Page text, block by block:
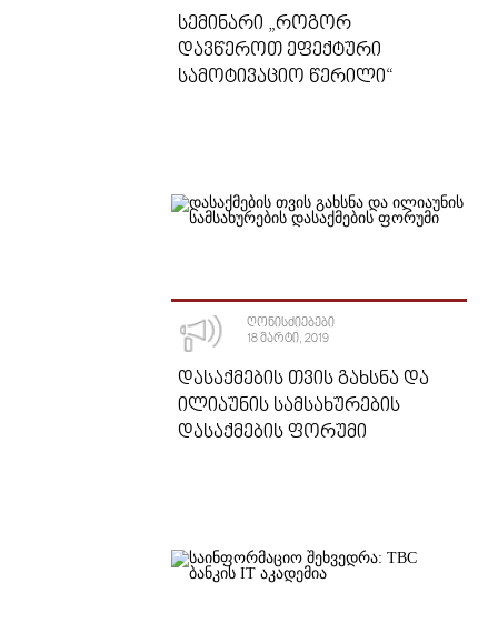
ᲡᲔᲛᲘᲜᲐᲠᲘ „ᲠᲝᲒᲝᲠ
ᲓᲐᲕᲬᲔᲠᲝᲗ ᲔᲤᲔᲥᲢᲣᲠᲘ
ᲡᲐᲛᲝᲢᲘᲕᲐᲪᲘᲝ ᲬᲔᲠᲘᲚᲘ“
ᲦᲝᲜᲘᲡᲫᲘᲔᲑᲔᲑᲘ
18 ᲛᲐᲠᲢᲘ, 2019
ᲓᲐᲡᲐᲥᲛᲔᲑᲘᲡ ᲗᲕᲘᲡ ᲒᲐᲮᲡᲜᲐ ᲓᲐ
ᲘᲚᲘᲐᲣᲜᲘᲡ ᲡᲐᲛᲡᲐᲮᲣᲠᲔᲑᲘᲡ
ᲓᲐᲡᲐᲥᲛᲔᲑᲘᲡ ᲤᲝᲠᲣᲛᲘ